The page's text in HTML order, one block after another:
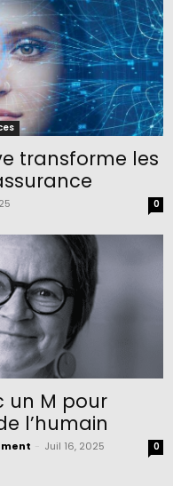
transforme les
0
un M pour
l’humain
Juil 16, 2025 0